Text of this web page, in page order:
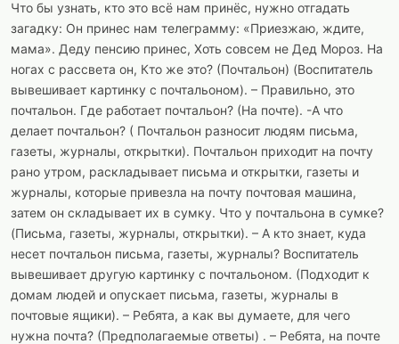
Что бы узнать, кто это всё нам принёс, нужно отгадать
загадку: Он принес нам телеграмму: «Приезжаю, ждите,
мама». Деду пенсию принес, Хоть совсем не Дед Мороз. На
ногах с рассвета он, Кто же это? (Почтальон) (Воспитатель
вывешивает картинку с почтальоном). – Правильно, это
почтальон. Где работает почтальон? (На почте). -А что
делает почтальон? ( Почтальон разносит людям письма,
газеты, журналы, открытки). Почтальон приходит на почту
рано утром, раскладывает письма и открытки, газеты и
журналы, которые привезла на почту почтовая машина,
затем он складывает их в сумку. Что у почтальона в сумке?
(Письма, газеты, журналы, открытки). – А кто знает, куда
несет почтальон письма, газеты, журналы? Воспитатель
вывешивает другую картинку с почтальоном. (Подходит к
домам людей и опускает письма, газеты, журналы в
почтовые ящики). – Ребята, а как вы думаете, для чего
нужна почта? (Предполагаемые ответы) . – Ребята, на почте